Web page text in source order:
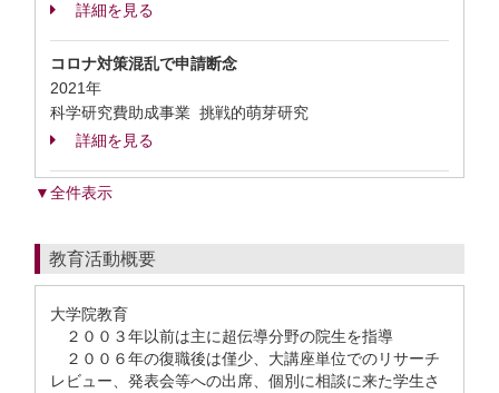
詳細を見る
コロナ対策混乱で申請断念
2021年
科学研究費助成事業 挑戦的萌芽研究
詳細を見る
▼全件表示
教育活動概要
大学院教育
２００３年以前は主に超伝導分野の院生を指導
２００６年の復職後は僅少、大講座単位でのリサーチ
レビュー、発表会等への出席、個別に相談に来た学生さ